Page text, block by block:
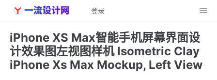
登录
iPhone XS Max智能手机屏幕界面设
计效果图左视图样机 Isometric Clay
iPhone Xs Max Mockup, Left View